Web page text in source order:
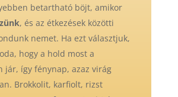
betartható böjt, amikor
, és az étkezések közötti
nemet. Ha ezt választjuk,
hogy a hold most a
jár, így fénynap, azaz virág
Brokkolit, karfiolt, rizst